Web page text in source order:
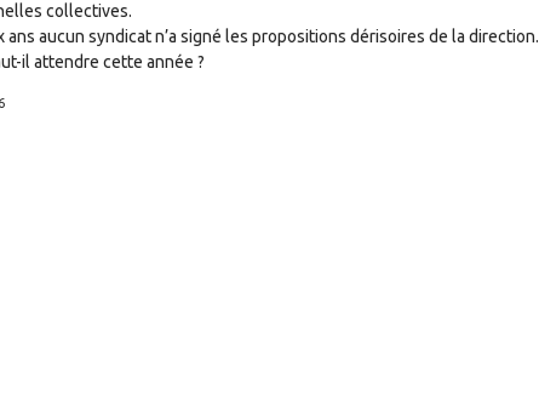
collectives.
ans aucun syndicat n’a signé les propositions dérisoires de la direction.
il attendre cette année ?